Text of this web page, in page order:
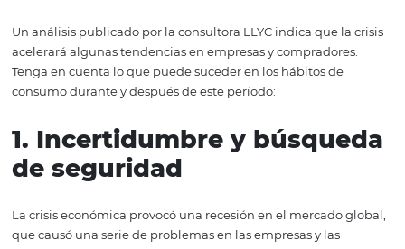
4tendencias en los
hábitos de consumo
durante y después de
crisis del Coronavirus
acelerará algunas tendencias en empresas y
Tenga en cuenta lo que puede suceder en los hábitos de